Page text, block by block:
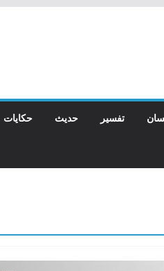
تفسیر حدیث حکایات